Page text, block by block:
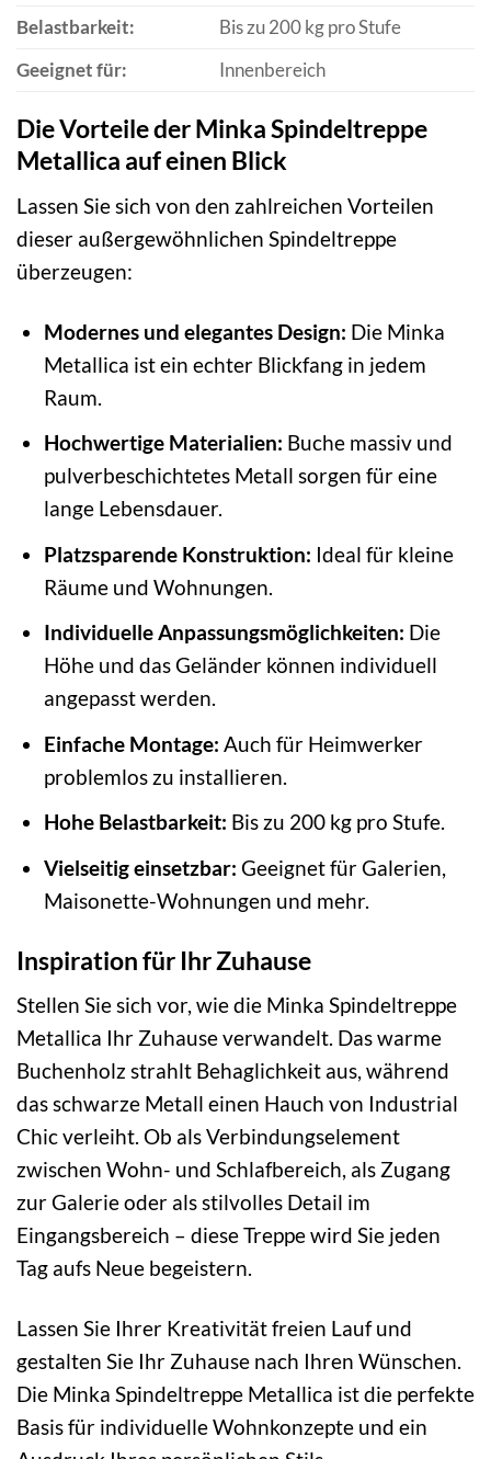
Belastbarkeit:
Bis zu 200 kg pro Stufe
Geeignet für:
Innenbereich
Die Vorteile der Minka Spindeltreppe
Metallica auf einen Blick
Lassen Sie sich von den zahlreichen Vorteilen
dieser außergewöhnlichen Spindeltreppe
überzeugen:
Modernes und elegantes Design: Die Minka
Metallica ist ein echter Blickfang in jedem
Raum.
Hochwertige Materialien: Buche massiv und
pulverbeschichtetes Metall sorgen für eine
lange Lebensdauer.
Platzsparende Konstruktion: Ideal für kleine
Räume und Wohnungen.
Individuelle Anpassungsmöglichkeiten: Die
Höhe und das Geländer können individuell
angepasst werden.
Einfache Montage: Auch für Heimwerker
problemlos zu installieren.
Hohe Belastbarkeit: Bis zu 200 kg pro Stufe.
Vielseitig einsetzbar: Geeignet für Galerien,
Maisonette-Wohnungen und mehr.
Inspiration für Ihr Zuhause
Stellen Sie sich vor, wie die Minka Spindeltreppe
Metallica Ihr Zuhause verwandelt. Das warme
Buchenholz strahlt Behaglichkeit aus, während
das schwarze Metall einen Hauch von Industrial
Chic verleiht. Ob als Verbindungselement
zwischen Wohn- und Schlafbereich, als Zugang
zur Galerie oder als stilvolles Detail im
Eingangsbereich – diese Treppe wird Sie jeden
Tag aufs Neue begeistern.
Lassen Sie Ihrer Kreativität freien Lauf und
gestalten Sie Ihr Zuhause nach Ihren Wünschen.
Die Minka Spindeltreppe Metallica ist die perfekte
Basis für individuelle Wohnkonzepte und ein